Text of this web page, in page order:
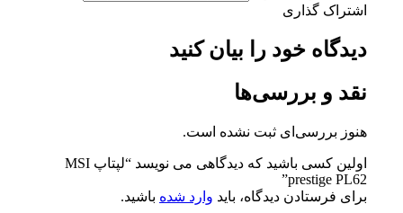
اشتراک گذاری
دیدگاه خود را بیان کنید
نقد و بررسی‌ها
هنوز بررسی‌ای ثبت نشده است.
اولین کسی باشید که دیدگاهی می نویسد “لپتاپ MSI
prestige PL62”
برای فرستادن دیدگاه، باید وارد شده باشید.